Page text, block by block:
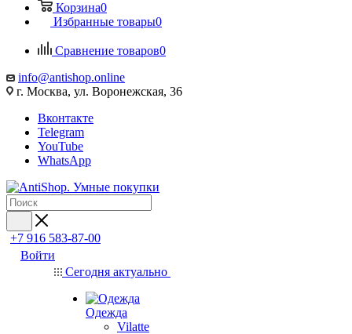
Корзина0
Избранные товары0
Сравнение товаров0
info@antishop.online
г. Москва, ул. Воронежская, 36
Вконтакте
Telegram
YouTube
WhatsApp
+7 916 583-87-00
Войти
Сегодня актуально
Одежда
Vilatte